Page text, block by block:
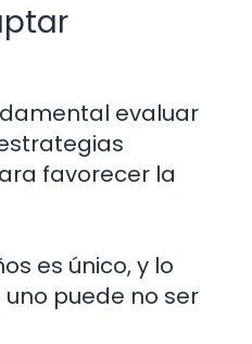
evaluar
favorecer la
es único, y lo
puede no ser